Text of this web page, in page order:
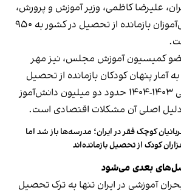
علیرضا کاظمی، وزیر آموزش و پرورش،
بازمانده از تحصیل در کشور به ۹۵۰
عضو کمیسیون آموزش مجلس، نیز مهر
آمار پنهان کودکان بازمانده از تحصیل
گفت در سال تحصیلی ۱۴۰۳-۱۴۰۴ حدود دو میلیون دانش‌آموز
دلیل اصلی آن مشکلات اقتصادی است.
کوچک فقر در ایران؛ مدرسه‌ها باز شد اما
کودک از تحصیل بازمانده‌اند
بعدی می‌شود
آموزشی در ایران تنها به ترک تحصیل